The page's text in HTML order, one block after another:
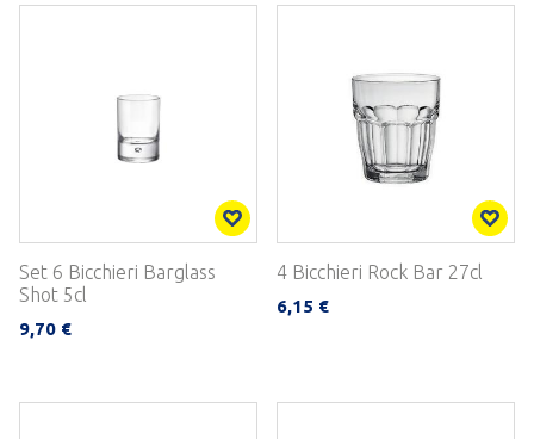
Set 6 Bicchieri Barglass
Shot 5cl
9,70 €
4 Bicchieri Rock Bar 27cl
6,15 €